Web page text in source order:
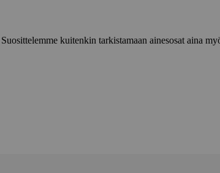
kuitenkin tarkistamaan ainesosat aina